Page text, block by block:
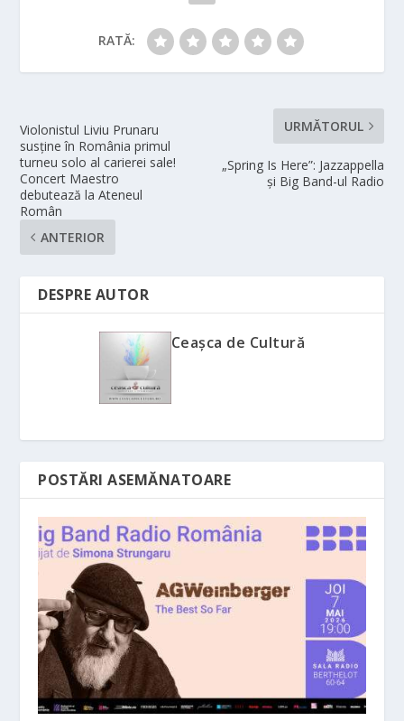
RATĂ:
Violonistul Liviu Prunaru
susține în România primul
turneu solo al carierei sale!
Concert Maestro
debutează la Ateneul
Român
ANTERIOR
URMĂTORUL
„Spring Is Here”: Jazzappella
și Big Band-ul Radio
DESPRE AUTOR
Ceașca de Cultură
POSTĂRI ASEMĂNATOARE